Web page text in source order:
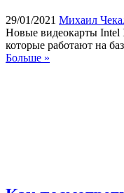
29/01/2021 Михаил
Новые видеокарты Intel
которые работают на
Больше »